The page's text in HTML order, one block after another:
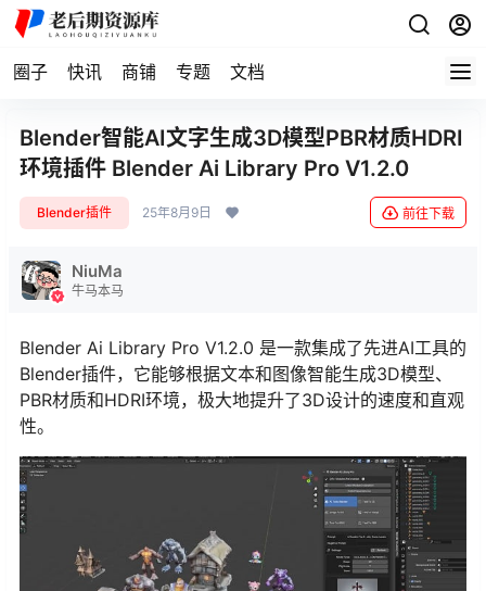
圈子 快讯 商铺 专题 文档
Blender智能AI文字生成3D模型PBR材质HDRI
环境插件 Blender Ai Library Pro V1.2.0
Blender插件 25年8月9日 前往下载
NiuMa
牛马本马
Blender Ai Library Pro V1.2.0 是一款集成了先进AI工具的
Blender插件，它能够根据文本和图像智能生成3D模型、
PBR材质和HDRI环境，极大地提升了3D设计的速度和直观
性。